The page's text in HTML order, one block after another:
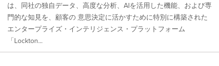
は、同社の独自データ、高度な分析、AIを活用した機能、および専
門的な知見を、顧客の 意思決定に活かすために特別に構築された
エンタープライズ・インテリジェンス・プラットフォーム
「Lockton...